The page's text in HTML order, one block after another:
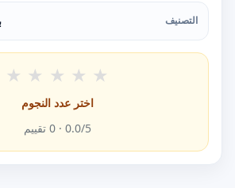
التصنيف
★ ★ ★ ★ ★
اختر عدد النجوم
0.0/5 ·
0 تقييم